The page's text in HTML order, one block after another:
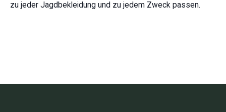
zu jeder Jagdbekleidung und zu jedem Zweck passen.